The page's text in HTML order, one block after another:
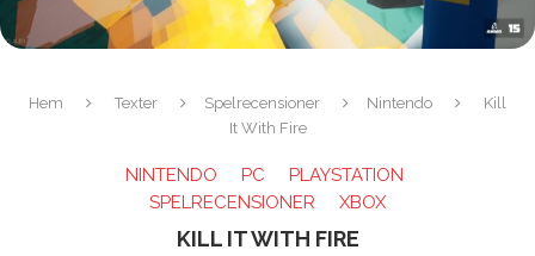
Hem Texter Spelrecensioner Nintendo
Kill
It With Fire
NINTENDO PC
PLAYSTATION
SPELRECENSIONER
XBOX
KILL IT WITH FIRE